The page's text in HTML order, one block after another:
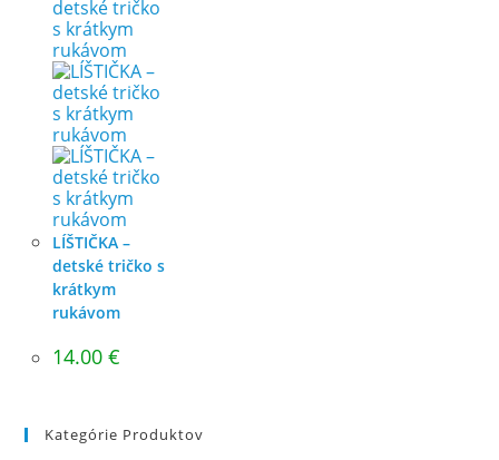
LÍŠTIČKA –
detské tričko s
krátkym
rukávom
14.00€
Kategórie Produktov